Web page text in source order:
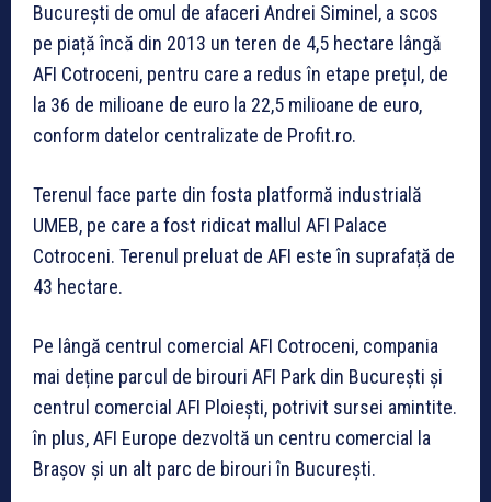
București de omul de afaceri Andrei Siminel, a scos
pe piață încă din 2013 un teren de 4,5 hectare lângă
AFI Cotroceni, pentru care a redus în etape prețul, de
la 36 de milioane de euro la 22,5 milioane de euro,
conform datelor centralizate de Profit.ro.
Terenul face parte din fosta platformă industrială
UMEB, pe care a fost ridicat mallul AFI Palace
Cotroceni. Terenul preluat de AFI este în suprafață de
43 hectare.
Pe lângă centrul comercial AFI Cotroceni, compania
mai deține parcul de birouri AFI Park din București și
centrul comercial AFI Ploiești, potrivit sursei amintite.
în plus, AFI Europe dezvoltă un centru comercial la
Brașov și un alt parc de birouri în București.